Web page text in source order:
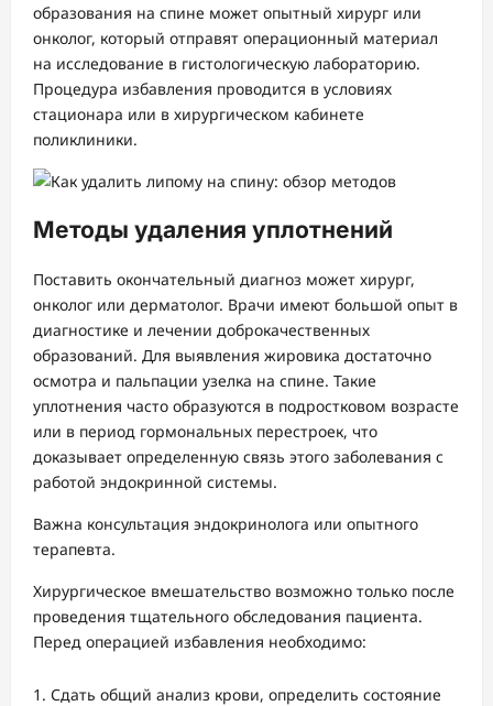
образования на спине может опытный хирург или
онколог, который отправят операционный материал
на исследование в гистологическую лабораторию.
Процедура избавления проводится в условиях
стационара или в хирургическом кабинете
поликлиники.
Методы удаления уплотнений
Поставить окончательный диагноз может хирург,
онколог или дерматолог. Врачи имеют большой опыт в
диагностике и лечении доброкачественных
образований. Для выявления жировика достаточно
осмотра и пальпации узелка на спине. Такие
уплотнения часто образуются в подростковом возрасте
или в период гормональных перестроек, что
доказывает определенную связь этого заболевания с
работой эндокринной системы.
Важна консультация эндокринолога или опытного
терапевта.
Хирургическое вмешательство возможно только после
проведения тщательного обследования пациента.
Перед операцией избавления необходимо:
Сдать общий анализ крови, определить состояние